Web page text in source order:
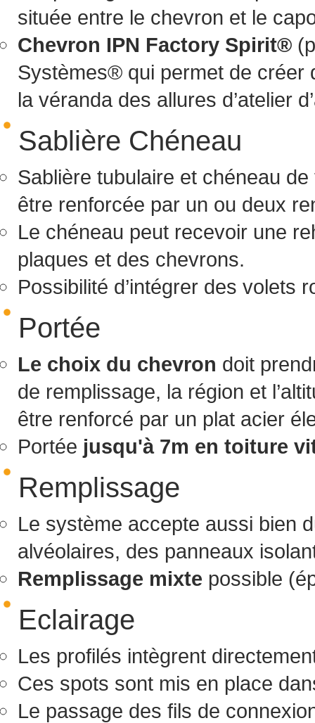
située entre le chevron et le
Chevron IPN Factory Spirit®
Systèmes® qui permet de créer
la véranda des allures d’atelier
Sablière Chéneau
Sablière tubulaire et chéneau
être renforcée par un ou deux
Le chéneau peut recevoir une
plaques et des chevrons.
Possibilité d’intégrer des volets
Portée
Le choix du chevron doit
de remplissage, la région et
être renforcé par un plat acier
Portée jusqu'à 7m en toiture
Remplissage
Le système accepte aussi bien
alvéolaires, des panneaux
Remplissage mixte possible
Eclairage
Les profilés intègrent
Ces spots sont mis en place
Le passage des fils de